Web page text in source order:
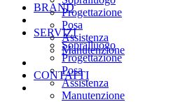
BRAND
SERVIZI
Sopralluogo
Progettazione
Posa
Assistenza
Manutenzione
Progettazione
Posa
Assistenza
Manutenzione
CONTATTI